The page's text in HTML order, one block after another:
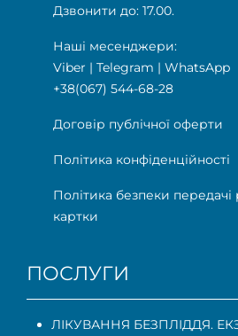
Дзвонити до: 17.00.
Наші месенджери:
Viber | Telegram | WhatsApp
+38(067) 544-68-28
Договір публічної оферти
Політика конфіденційності
Політика безпеки передачі
картки
ПОСЛУГИ
ЛІКУВАННЯ БЕЗПЛІДДЯ.